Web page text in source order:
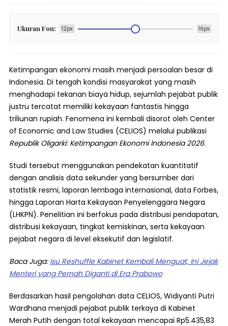
Ukuran Fon: 12px 16px
Ketimpangan ekonomi masih menjadi persoalan besar di
Indonesia. Di tengah kondisi masyarakat yang masih
menghadapi tekanan biaya hidup, sejumlah pejabat publik
justru tercatat memiliki kekayaan fantastis hingga
triliunan rupiah. Fenomena ini kembali disorot oleh Center
of Economic and Law Studies (CELIOS) melalui publikasi
Republik Oligarki: Ketimpangan Ekonomi Indonesia 2026.
Studi tersebut menggunakan pendekatan kuantitatif
dengan analisis data sekunder yang bersumber dari
statistik resmi, laporan lembaga internasional, data Forbes,
hingga Laporan Harta Kekayaan Penyelenggara Negara
(LHKPN). Penelitian ini berfokus pada distribusi pendapatan,
distribusi kekayaan, tingkat kemiskinan, serta kekayaan
pejabat negara di level eksekutif dan legislatif.
Baca Juga: Isu Reshuffle Kabinet Kembali Menguat, Ini Jejak
Menteri yang Pernah Diganti di Era Prabowo
Berdasarkan hasil pengolahan data CELIOS, Widiyanti Putri
Wardhana menjadi pejabat publik terkaya di Kabinet
Merah Putih dengan total kekayaan mencapai Rp5.435,83